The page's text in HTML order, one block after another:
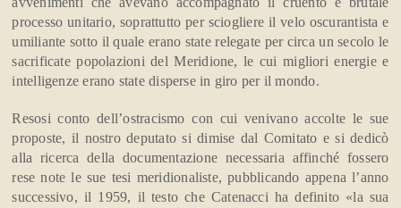
processo unitario, soprattutto per sciogliere il velo oscurantista e
umiliante sotto il quale erano state relegate per circa un secolo le
sacrificate popolazioni del Meridione, le cui migliori energie e
intelligenze erano state disperse in giro per il mondo.
Resosi conto dell’ostracismo con cui venivano accolte le sue
proposte, il nostro deputato si dimise dal Comitato e si dedicò
alla ricerca della documentazione necessaria affinché fossero
rese note le sue tesi meridionaliste, pubblicando appena l’anno
successivo, il 1959, il testo che Catenacci ha definito «la sua